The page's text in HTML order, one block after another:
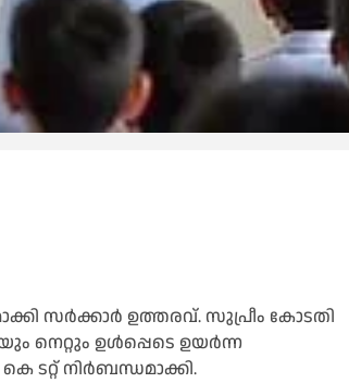
സർക്കാർ ഉത്തരവ്. സുപ്രീം കോടതി
നെറ്റും ഉള്‍പ്പെടെ ഉയർന്ന
ടറ്റ് നിർബന്ധമാക്കി.